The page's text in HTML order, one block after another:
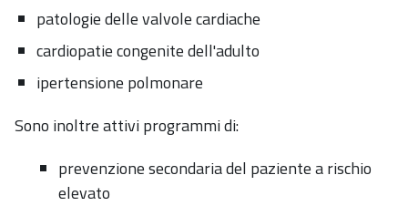
patologie delle valvole cardiache
cardiopatie congenite dell'adulto
ipertensione polmonare
Sono inoltre attivi programmi di:
prevenzione secondaria del paziente a rischio
elevato